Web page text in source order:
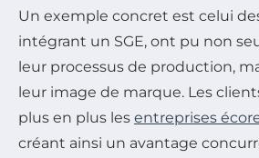
Un exemple concret est celui
intégrant un SGE, ont pu non
leur processus de production,
leur image de marque. Les
plus en plus les entreprises
créant ainsi un avantage